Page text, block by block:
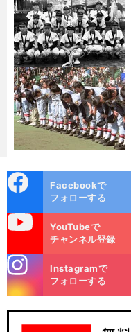
ok
Facebookで
フォローする
YouTubeで
チャンネル登録
m
Instagramで
フォローする